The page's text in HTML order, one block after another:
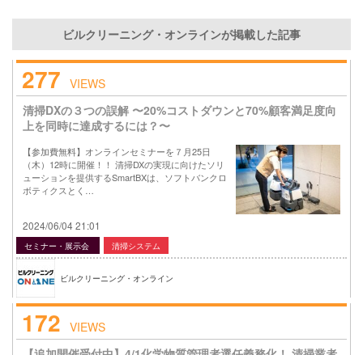
ビルクリーニング・オンラインが掲載した記事
277 VIEWS
清掃DXの３つの誤解 〜20%コストダウンと70%顧客満足度向
上を同時に達成するには？〜
【参加費無料】オンラインセミナーを７月25日
（木）12時に開催！！ 清掃DXの実現に向けたソリ
ューションを提供するSmartBXは、ソフトバンクロ
ボティクスとく…
2024/06/04 21:01
セミナー・展示会 清掃システム
ビルクリーニング・オンライン
172 VIEWS